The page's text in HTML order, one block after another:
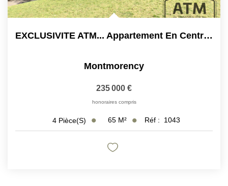
EXCLUSIVITE ATM... Appartement En Centre Ville 65 M2
Montmorency
235 000 €
honoraires compris
4 Pièce(s) 65 M² Réf : 1043